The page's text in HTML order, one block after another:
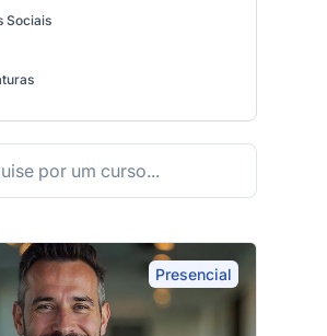
Sociais
Presencial